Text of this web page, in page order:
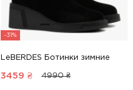
-31%
LeBERDES Ботинки зимние
3459 ₴ 4990 ₴